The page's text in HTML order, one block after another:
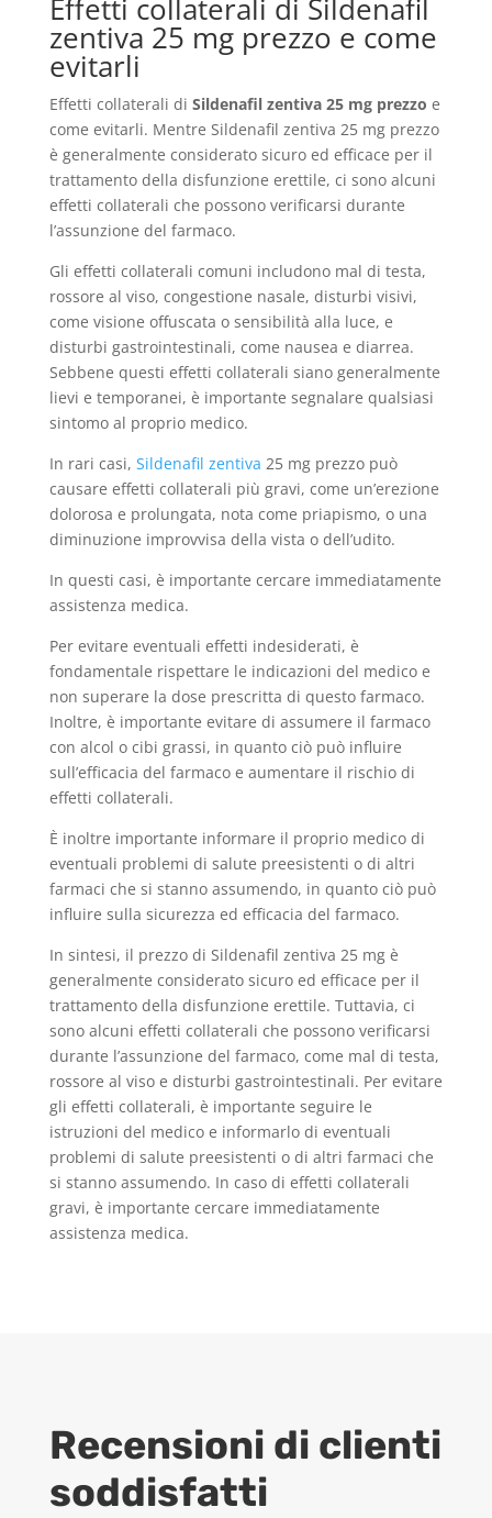
Effetti collaterali di Sildenafil
zentiva 25 mg prezzo e come
evitarli
Effetti collaterali di Sildenafil zentiva 25 mg prezzo e
come evitarli. Mentre Sildenafil zentiva 25 mg prezzo
è generalmente considerato sicuro ed efficace per il
trattamento della disfunzione erettile, ci sono alcuni
effetti collaterali che possono verificarsi durante
l’assunzione del farmaco.
Gli effetti collaterali comuni includono mal di testa,
rossore al viso, congestione nasale, disturbi visivi,
come visione offuscata o sensibilità alla luce, e
disturbi gastrointestinali, come nausea e diarrea.
Sebbene questi effetti collaterali siano generalmente
lievi e temporanei, è importante segnalare qualsiasi
sintomo al proprio medico.
In rari casi, Sildenafil zentiva 25 mg prezzo può
causare effetti collaterali più gravi, come un’erezione
dolorosa e prolungata, nota come priapismo, o una
diminuzione improvvisa della vista o dell’udito.
In questi casi, è importante cercare immediatamente
assistenza medica.
Per evitare eventuali effetti indesiderati, è
fondamentale rispettare le indicazioni del medico e
non superare la dose prescritta di questo farmaco.
Inoltre, è importante evitare di assumere il farmaco
con alcol o cibi grassi, in quanto ciò può influire
sull’efficacia del farmaco e aumentare il rischio di
effetti collaterali.
È inoltre importante informare il proprio medico di
eventuali problemi di salute preesistenti o di altri
farmaci che si stanno assumendo, in quanto ciò può
influire sulla sicurezza ed efficacia del farmaco.
In sintesi, il prezzo di Sildenafil zentiva 25 mg è
generalmente considerato sicuro ed efficace per il
trattamento della disfunzione erettile. Tuttavia, ci
sono alcuni effetti collaterali che possono verificarsi
durante l’assunzione del farmaco, come mal di testa,
rossore al viso e disturbi gastrointestinali. Per evitare
gli effetti collaterali, è importante seguire le
istruzioni del medico e informarlo di eventuali
problemi di salute preesistenti o di altri farmaci che
si stanno assumendo. In caso di effetti collaterali
gravi, è importante cercare immediatamente
assistenza medica.
Recensioni di clienti
soddisfatti